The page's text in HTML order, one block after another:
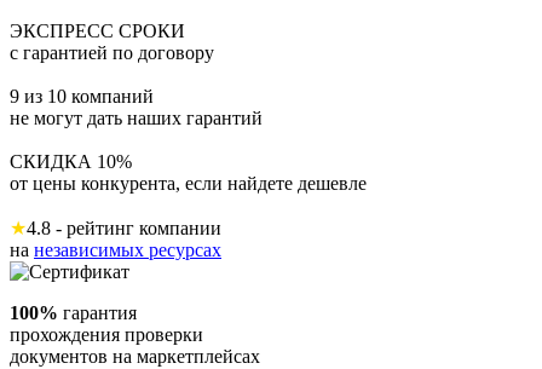
ЭКСПРЕСС СРОКИ
с гарантией по договору
9 из 10 компаний
не могут дать наших гарантий
СКИДКА 10%
от цены конкурента, если найдете дешевле
★4.8 - рейтинг компании
на независимых ресурсах
100% гарантия
прохождения проверки
документов на маркетплейсах